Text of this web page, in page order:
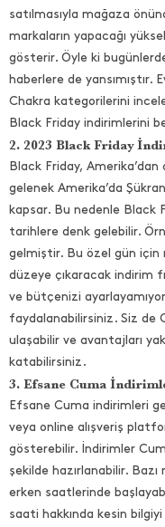
satılmasıyla mağaza
markaların yapacağı
gösterir. Öyle ki
haberlere de yansımıştır.
Chakra kategorilerini
Black Friday indirimlerini
2. 2023 Black Friday
Black Friday, Amerika’dan
gelenek Amerika’da
kapsar. Bu nedenle Black
tarihlere denk gelebilir.
gelmiştir. Bu özel gün
düzeye çıkaracak indirim
ve bütçenizi
faydalanabilirsiniz. Siz de
ulaşabilir ve avantajları
katabilirsiniz.
3. Efsane Cuma
Efsane Cuma indirimleri
veya online alışveriş
gösterebilir. İndirimler
şekilde hazırlanabilir.
erken saatlerinde
saati hakkında kesin